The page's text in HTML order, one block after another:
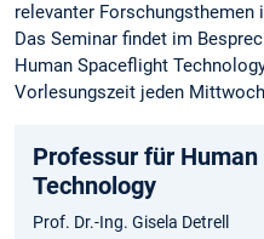
relevanter
Das Seminar findet im
Human Spaceflight
Vorlesungszeit jeden
Professur für
Technology
Prof. Dr.-Ing. Gisela Detrell